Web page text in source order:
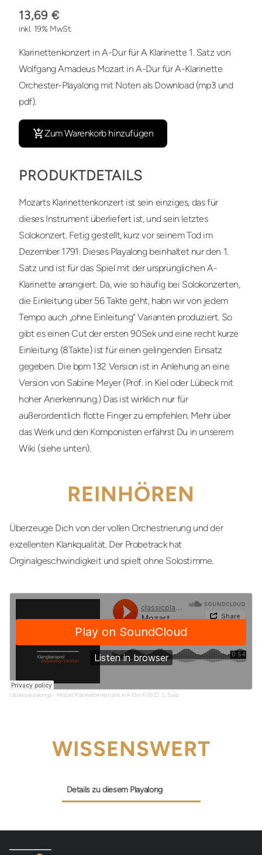
13,69 €
inkl. 19% MwSt.
Klarinettenkonzert in A-Dur für A Klarinette 1. Satz von
Wolfgang Amadeus Mozart in A-Dur für A-Klarinette
Orchester-Playalong mit Noten als Download (mp3 und
pdf).
Zum Warenkorb hinzufügen
PRODUKTDETAILS
Mozarts Klarinettenkonzert ist sein einziges, das für
dieses Instrument überliefert ist, und sein letztes
Solokonzert. Fetig gestellt, kurz vor seinem Tod im
Dezember 1791. Dieses Playalong beinhaltet nur den 1.
Satz und ist für das Spiel mit der ursprünglichen A-
Klarinette arrangiert. Da, wie so häufig bei Solokonzerten,
die Einleitung über 56 Takte geht, habn wir von jedem
Tempo auch „ohne Einleitung“ Varianten produziert. So
gibt es einen Cut der ersten 90Sek und eine recht kurze
Einleitung (8Takte) ist für einen gelingenden Einsatz
gegeben. Die bpm 132 Version ist in Anlehung an eine
Version von Sabine Meyer (Prof. in Kiel oder Lübeck mit
hoher Anerkennung.) Das ist wirklich nur für
außerordentlich flotte Finger zu empfehlen. Mehr über
das Werk und den Komponisten erfährst Du in unserem
Wiki (siehe unten).
REINHÖREN
Überzeuge Dich von der vollen Orchestrierung und der
exzellenten Klankqualität. Der Probetrack hat
Orginalgeschwindigkeit und spielt ohne Solostimme.
classicplayalongs· Mozart Klarinettenkonzert in A-Dur KV622 1. Satz
WISSENSWERT
Details zu diesem Playalong